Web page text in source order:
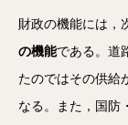
財政の機能には，
の機能である。道
たのではその供給
なる。また，国防